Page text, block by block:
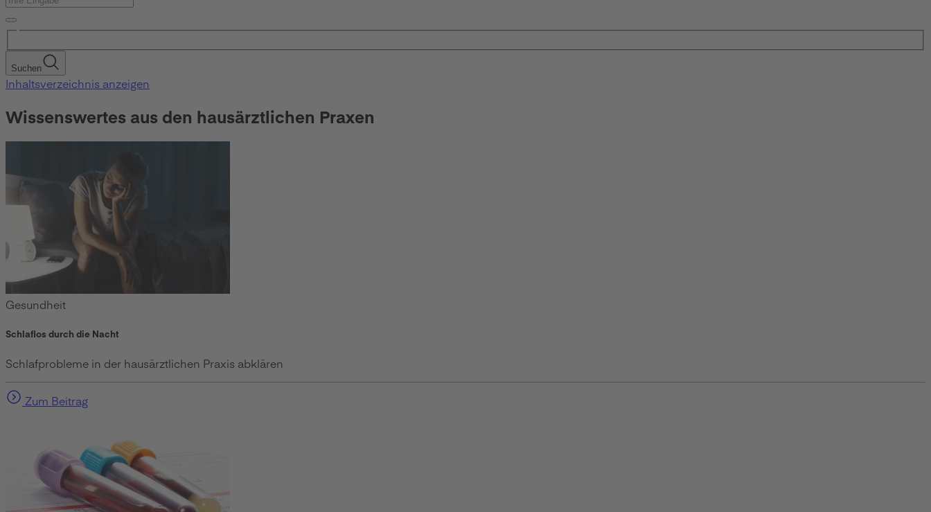
Suchen
Inhaltsverzeichnis anzeigen
Wissenswertes aus den hausärztlichen Praxen
Gesundheit
Schlaflos durch die Nacht
Schlafprobleme in der hausärztlichen Praxis abklären
Zum Beitrag